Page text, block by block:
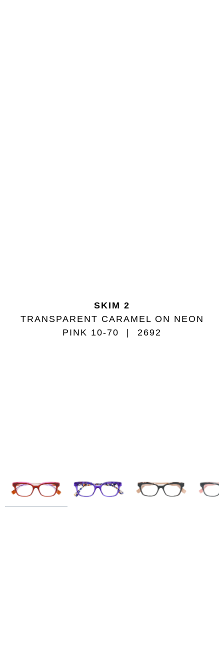
SKIM 2
TRANSPARENT CARAMEL ON NEON
PINK 10-70
2692